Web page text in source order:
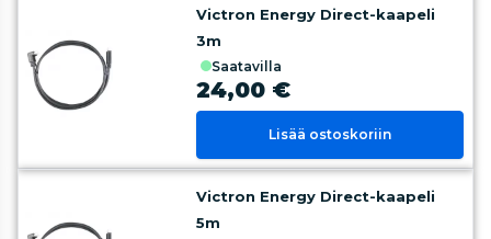
Victron Energy Direct-kaapeli
3m
saatavilla
24,00 €
Lisää ostoskoriin
Victron Energy Direct-kaapeli
5m